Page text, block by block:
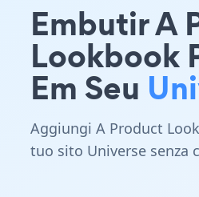
Embutir A
Lookbook
Em Seu
Aggiungi A Product
tuo sito Universe senza